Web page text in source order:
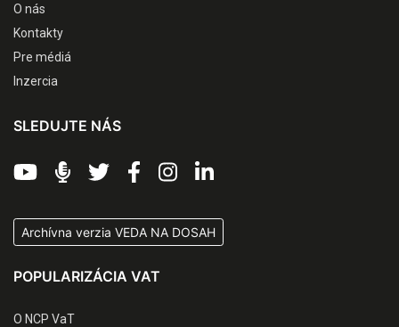
O nás
Kontakty
Pre médiá
Inzercia
SLEDUJTE NÁS
Archívna verzia VEDA NA DOSAH
POPULARIZÁCIA VAT
O NCP VaT